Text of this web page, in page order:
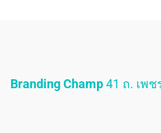
Branding Champ41 ถ. เพ